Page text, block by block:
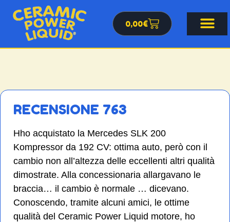
0,00€
RECENSIONE 763
Hho acquistato la Mercedes SLK 200
Kompressor da 192 CV: ottima auto, però con il
cambio non all’altezza delle eccellenti altri qualità
dimostrate. Alla concessionaria allargavano le
braccia… il cambio è normale … dicevano.
Conoscendo, tramite alcuni amici, le ottime
qualità del Ceramic Power Liquid motore, ho